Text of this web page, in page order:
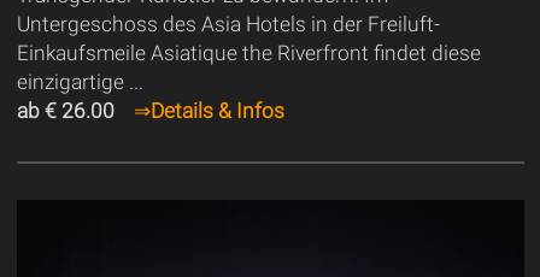
Untergeschoss des Asia Hotels in der Freiluft-
Einkaufsmeile Asiatique the Riverfront findet diese
einzigartige ...
ab € 26.00
⇒Details & Infos